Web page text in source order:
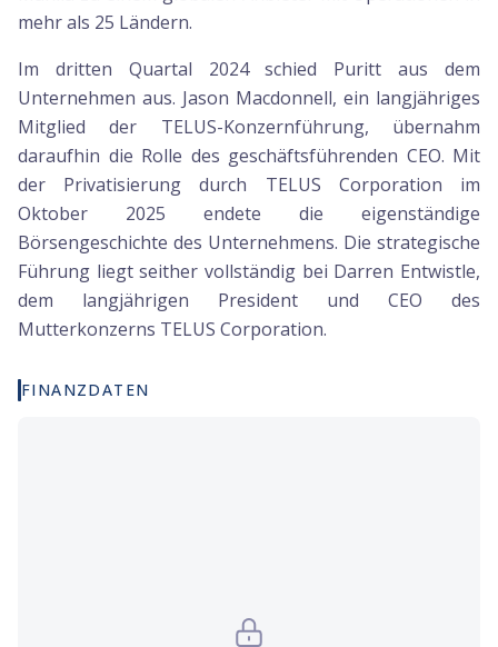
mehr als 25 Ländern.
Im dritten Quartal 2024 schied Puritt aus dem
Unternehmen aus. Jason Macdonnell, ein langjähriges
Mitglied der TELUS-Konzernführung, übernahm
daraufhin die Rolle des geschäftsführenden CEO. Mit
der Privatisierung durch TELUS Corporation im
Oktober 2025 endete die eigenständige
Börsengeschichte des Unternehmens. Die strategische
Führung liegt seither vollständig bei Darren Entwistle,
dem langjährigen President und CEO des
Mutterkonzerns TELUS Corporation.
FINANZDATEN